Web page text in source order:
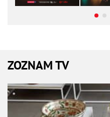
ZOZNAM TV